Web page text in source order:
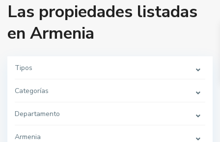
Las propiedades listadas
en Armenia
Tipos
Categorías
Departamento
Armenia